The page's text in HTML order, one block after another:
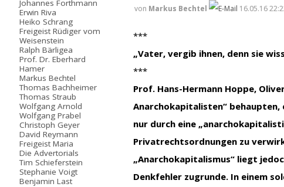
Johannes Forthmann
Erwin Riva
Heiko Schrang
Freigeist Rüdiger vom
Weisenstein
Ralph Bärligea
Prof. Dr. Eberhard
Hamer
Markus Bechtel
Thomas Bachheimer
Thomas Straub
Wolfgang Arnold
Wolfgang Prabel
Christoph Geyer
David Reymann
Freigeist Maria
Die Advertorials
Tim Schieferstein
Stephanie Voigt
Benjamin Last
von Markus Bechtel 16.05.16
***
„Vater, vergib ihnen, denn sie
***
Prof. Hans-Hermann Hoppe,
Anarchokapitalisten“
nur durch eine
Privatrechtsordnungen zu
„Anarchokapitalismus“ liegt
Denkfehler zugrunde. In einem